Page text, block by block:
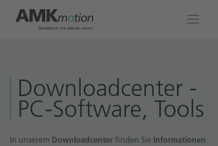
Lösungen
Engineering & Service
Unternehmen
Download­center -
PC-Software, Tools
In unserem Downloadcenter finden Sie Informationen